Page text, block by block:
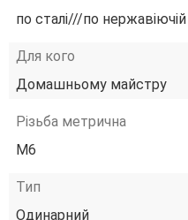
по сталі///по
Для кого
Домашньому майстру
Різьба метрична
М6
Тип
Одинарний